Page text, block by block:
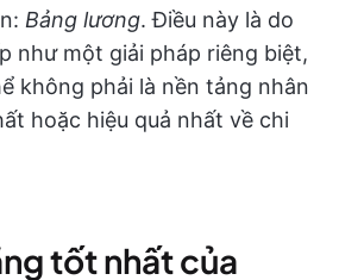
Bảng lương. Điều này là do
như một giải pháp riêng biệt,
không phải là nền tảng nhân
hoặc hiệu quả nhất về chi
tốt nhất của